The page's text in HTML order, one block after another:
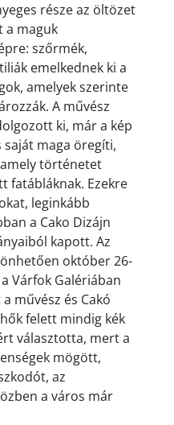
része az öltözet
a maguk
szőrmék,
emelkednek ki a
amelyek szerinte
A művész
ki, már a kép
maga öregíti,
történetet
fatábláknak. Ezekre
leginkább
a Cako Dizájn
kapott. Az
október 26-
Várfok Galériában
művész és Cakó
felett mindig kék
választotta, mert a
mögött,
az
a város már